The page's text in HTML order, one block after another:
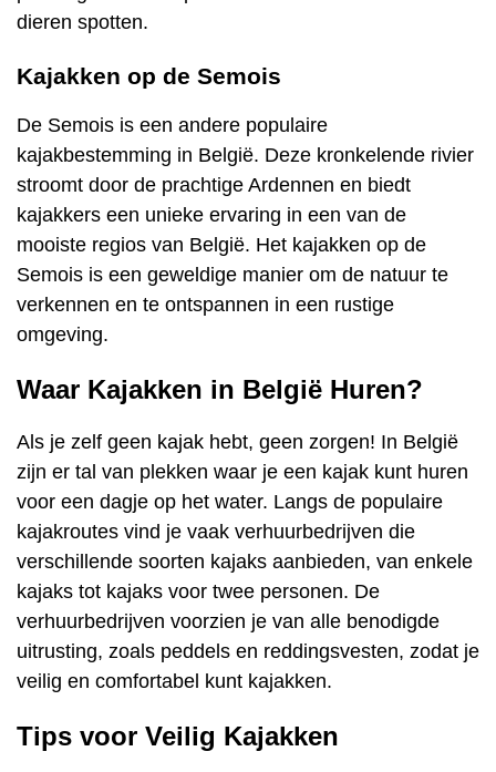
dieren spotten.
Kajakken op de Semois
De Semois is een andere populaire
kajakbestemming in België. Deze kronkelende rivier
stroomt door de prachtige Ardennen en biedt
kajakkers een unieke ervaring in een van de
mooiste regios van België. Het kajakken op de
Semois is een geweldige manier om de natuur te
verkennen en te ontspannen in een rustige
omgeving.
Waar Kajakken in België Huren?
Als je zelf geen kajak hebt, geen zorgen! In België
zijn er tal van plekken waar je een kajak kunt huren
voor een dagje op het water. Langs de populaire
kajakroutes vind je vaak verhuurbedrijven die
verschillende soorten kajaks aanbieden, van enkele
kajaks tot kajaks voor twee personen. De
verhuurbedrijven voorzien je van alle benodigde
uitrusting, zoals peddels en reddingsvesten, zodat je
veilig en comfortabel kunt kajakken.
Tips voor Veilig Kajakken